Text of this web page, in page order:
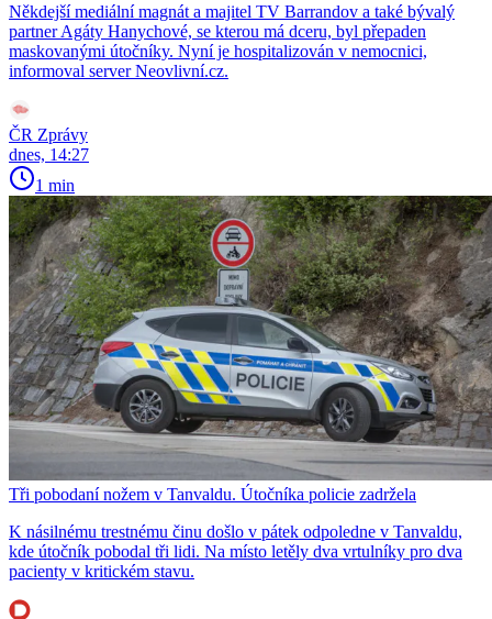
Někdejší mediální magnát a majitel TV Barrandov a také bývalý
partner Agáty Hanychové, se kterou má dceru, byl přepaden
maskovanými útočníky. Nyní je hospitalizován v nemocnici,
informoval server Neovlivní.cz.
ČR Zprávy
dnes, 14:27
1 min
Tři pobodaní nožem v Tanvaldu. Útočníka policie zadržela
K násilnému trestnému činu došlo v pátek odpoledne v Tanvaldu,
kde útočník pobodal tři lidi. Na místo letěly dva vrtulníky pro dva
pacienty v kritickém stavu.